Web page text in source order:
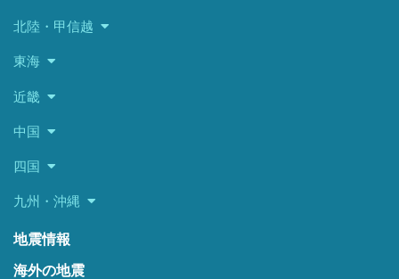
北陸・甲信越
東海
近畿
中国
四国
九州・沖縄
地震情報
海外の地震